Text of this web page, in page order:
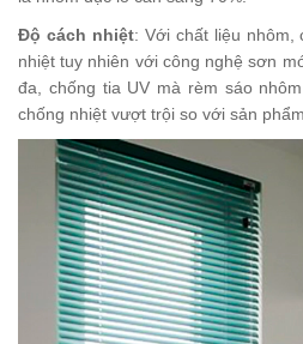
Độ cách nhiệt: Với chất liệu nhôm,
nhiệt tuy nhiên với công nghệ sơn
đa, chống tia UV mà rèm sáo
chống nhiệt vượt trội so với sản